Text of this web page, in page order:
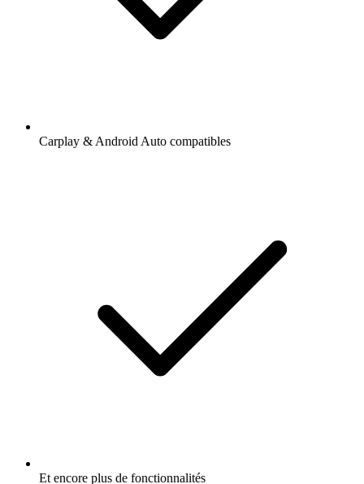
Carplay & Android Auto compatibles
Et encore plus de fonctionnalités